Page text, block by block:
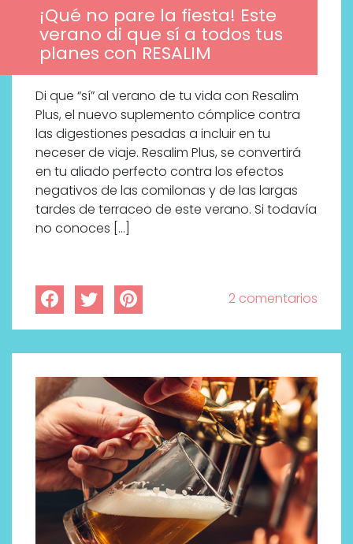
¡Qué no pare la fiesta! Este
verano di que sí a todos tus
planes con RESALIM
Di que “sí” al verano de tu vida con Resalim
Plus, el nuevo suplemento cómplice contra
las digestiones pesadas a incluir en tu
neceser de viaje. Resalim Plus, se convertirá
en tu aliado perfecto contra los efectos
negativos de las comilonas y de las largas
tardes de terraceo de este verano. Si todavía
no conoces […]
2 comentarios